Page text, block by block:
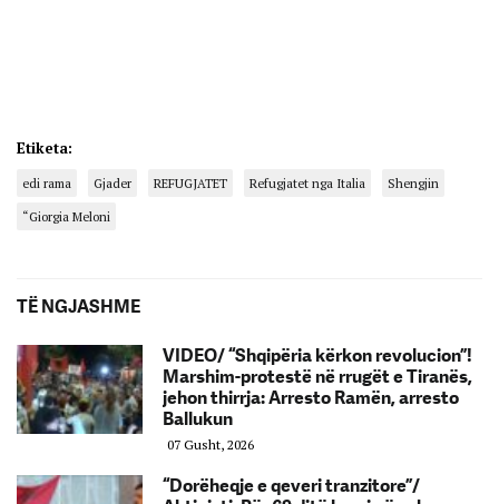
Etiketa:
edi rama Gjader REFUGJATET Refugjatet nga Italia
Shengjin
“Giorgia Meloni
TË NGJASHME
VIDEO/ “Shqipëria kërkon revolucion”!
Marshim-protestë në rrugët e Tiranës,
jehon thirrja: Arresto Ramën, arresto
Ballukun
07 Gusht, 2026
“Dorëheqje e qeveri tranzitore”/